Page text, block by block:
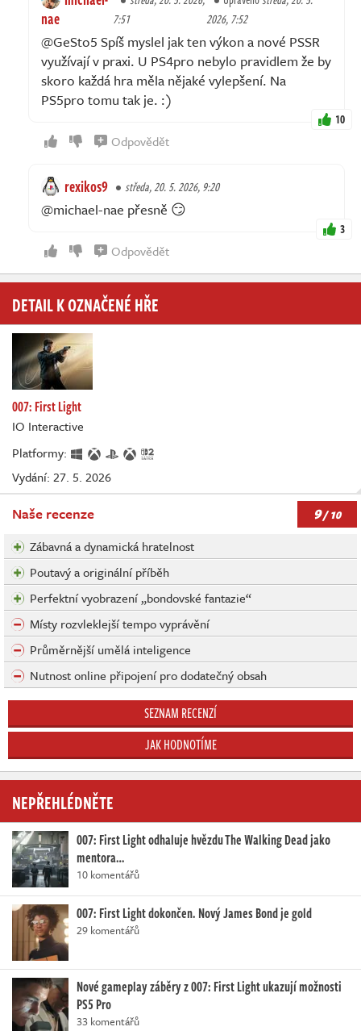
nae
7:51
2026, 7:52
@GeSto5 Spíš myslel jak ten výkon a nové PSSR
využívají v praxi. U PS4pro nebylo pravidlem že by
skoro každá hra měla nějaké vylepšení. Na
PS5pro tomu tak je. :)
10
Odpovědět
rexikos9 středa, 20. 5. 2026, 9:20
@michael-nae přesně 😏
3
Odpovědět
DETAIL K OZNAČENÉ HŘE
007: First Light
IO Interactive
Platformy:
Vydání: 27. 5. 2026
Naše recenze 9/ 10
Zábavná a dynamická hratelnost
Poutavý a originální příběh
Perfektní vyobrazení „bondovské fantazie“
Místy rozvleklejší tempo vyprávění
Průměrnější umělá inteligence
Nutnost online připojení pro dodatečný obsah
SEZNAM RECENZÍ
JAK HODNOTÍME
NEPŘEHLÉDNĚTE
007: First Light odhaluje hvězdu The Walking Dead jako
mentora…
10 komentářů
007: First Light dokončen. Nový James Bond je gold
29 komentářů
Nové gameplay záběry z 007: First Light ukazují možnosti
PS5 Pro
33 komentářů